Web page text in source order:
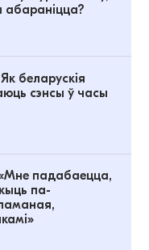
абараніцца?
беларускія
сэнсы ў часы
падабаецца,
па-